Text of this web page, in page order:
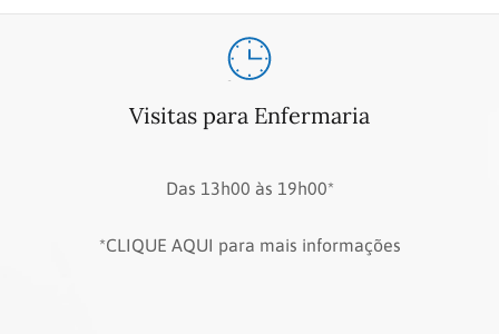
Visitas para Enfermaria
Das 13h00 às 19h00*
*CLIQUE AQUI para mais informações